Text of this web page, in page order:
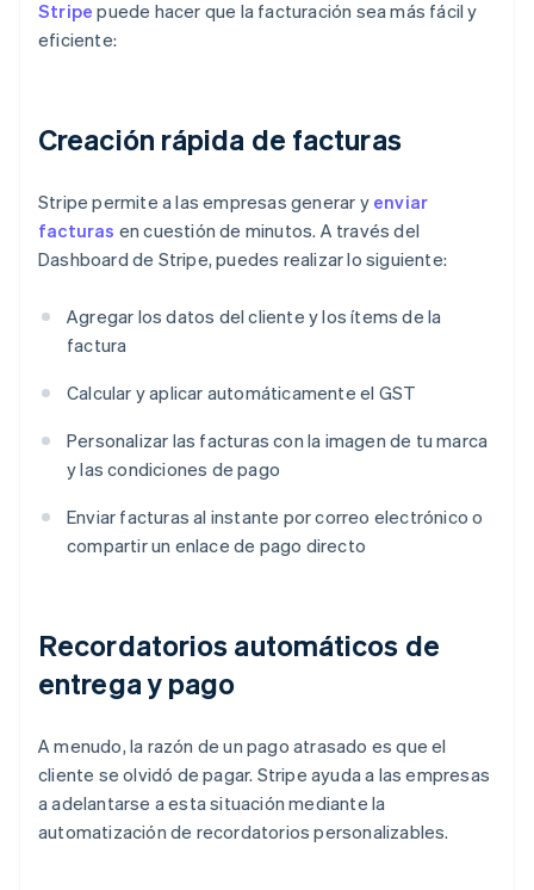
Stripe puede hacer que la facturación sea más fácil y
eficiente:
Creación rápida de facturas
Stripe permite a las empresas generar y enviar
facturas en cuestión de minutos. A través del
Dashboard de Stripe, puedes realizar lo siguiente:
Agregar los datos del cliente y los ítems de la
factura
Calcular y aplicar automáticamente el GST
Personalizar las facturas con la imagen de tu marca
y las condiciones de pago
Enviar facturas al instante por correo electrónico o
compartir un enlace de pago directo
Recordatorios automáticos de
entrega y pago
A menudo, la razón de un pago atrasado es que el
cliente se olvidó de pagar. Stripe ayuda a las empresas
a adelantarse a esta situación mediante la
automatización de recordatorios personalizables.